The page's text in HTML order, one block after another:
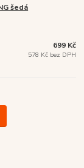
šedá
699 Kč
578 Kč bez DPH